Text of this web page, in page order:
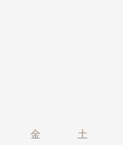
金 土